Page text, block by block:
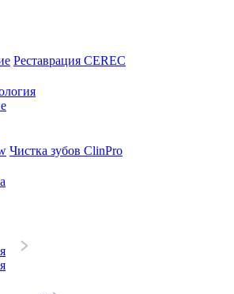
Реставрация CEREC
Чистка зубов ClinPro